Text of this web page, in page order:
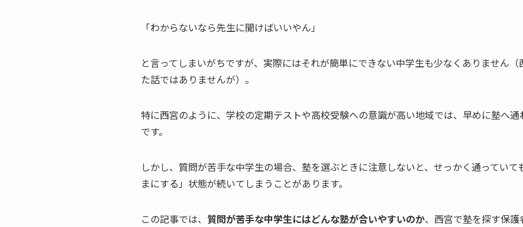
「わからないなら先生に聞けばいいやん」
と言ってしまいがちですが、実際にはそれが簡単にできない中学生も少なくありません
た話ではありませんが）。
特に西宮のように、学校の定期テストや高校受験への意識が高い地域では、早めに塾へ
です。
しかし、質問が苦手な中学生の場合、塾を選ぶときに注意しないと、せっかく通ってい
まにする」状態が続いてしまうことがあります。
この記事では、 質問が苦手な中学生にはどんな塾が合いやすいのか、西宮で塾を探す保